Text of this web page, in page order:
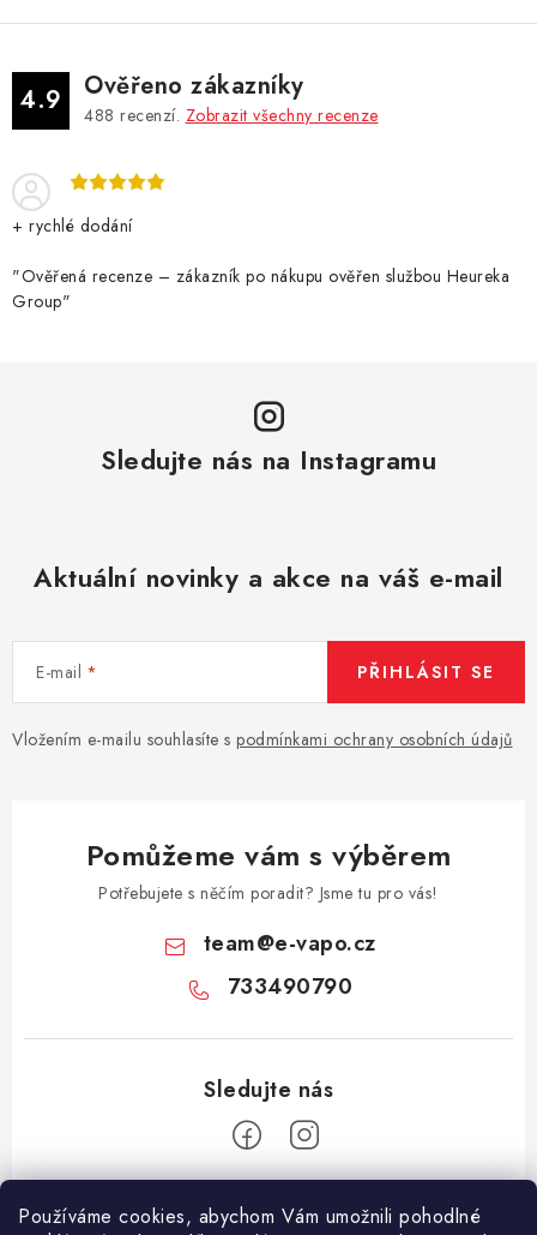
Používáme cookies, abychom Vám umožnili pohodlné
p
v
k
v
ý
p
i
s
k
v
á
n
4.9 Ověřeno zákazníky
488 recenzí. Zobrazit všechny recenze
+ rychlé dodání
"Ověřená recenze – zákazník po nákupu ověřen službou Heureka
Group"
Sledujte nás na Instagramu
Aktuální novinky a akce na váš e-mail
E-mail
Vložením e-mailu souhlasíte s podmínkami ochrany osobních údajů
PŘIHLÁSIT SE
Pomůžeme vám s výběrem
Potřebujete s něčím poradit? Jsme tu pro vás!
team@e-vapo.cz
733490790
Z